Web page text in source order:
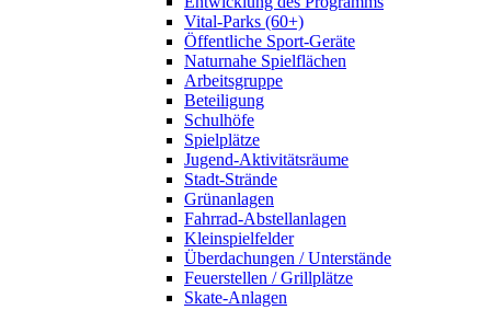
Vital-Parks (60+)
Öffentliche Sport-Geräte
Naturnahe Spielflächen
Arbeitsgruppe
Beteiligung
Schulhöfe
Spielplätze
Jugend-Aktivitätsräume
Stadt-Strände
Grünanlagen
Fahrrad-Abstellanlagen
Kleinspielfelder
Überdachungen / Unterstände
Feuerstellen / Grillplätze
Skate-Anlagen